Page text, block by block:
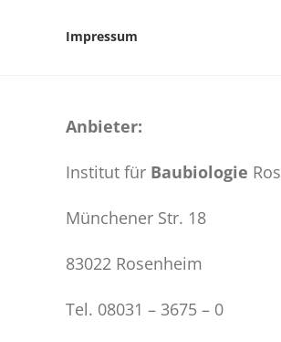
Impressum
Anbieter:
Institut für Baubiologie
Münchener Str. 18
83022 Rosenheim
Tel. 08031 – 3675 – 0